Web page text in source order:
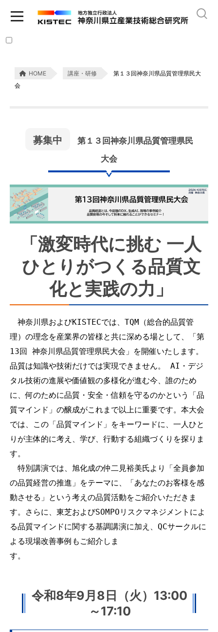
HOME 講座・研修
第１３回神奈川県品質管理県民大
会
募集中
第１３回神奈川県品質管理県民
大会
「激変時代に挑む 一人
ひとりがつくる品質文
化と実践の力」
神奈川県およびKISTECでは、TQM（総合的品質管
理）の理念を産業界の皆様と共に深める場として、「第
13回 神奈川県品質管理県民大会」を開催いたします。
品質は知識や技術だけでは実現できません。 AI・デジ
タル技術の進展や価値観の多様化が進む今、誰のため
に、何のために品質・安全・信頼を守るのかという「品
質マインド」の醸成がこれまで以上に重要です。本大会
では、この「品質マインド」をキーワードに、一人ひと
りが主体的に考え、学び、行動する組織づくりを探りま
す。
特別講演では、旭化成の仲二見裕美氏より「全員参加
の品質経営の推進」をテーマに、「あなたのお客様を感
動させる」という考えの品質活動をご紹介いただきま
す。さらに、東芝およびSOMPOリスクマネジメントによ
る品質マインドに関する基調講演に加え、QCサークルに
よる現場改善事例もご紹介しま
す。
令和8年9月8日（火）13:00
～17:10